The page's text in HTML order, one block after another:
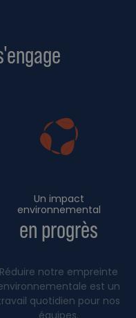
Un impact
environnemental
en progrès
Réduire notre empreinte
est un
quotidien pour nos
équipes.